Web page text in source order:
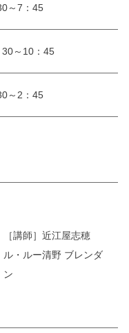
～7：45
～10：45
～2：45
［講師］近江屋志穂
ル・ルー清野 ブレンダ
ン